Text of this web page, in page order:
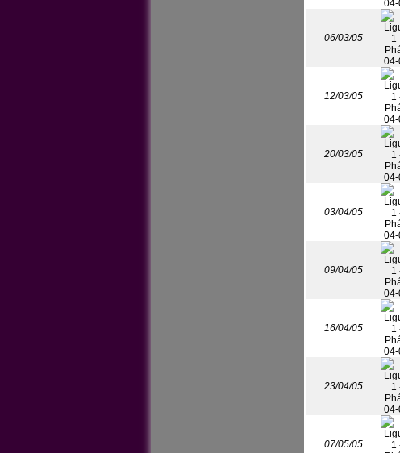
06/03/05
12/03/05
20/03/05
03/04/05
09/04/05
16/04/05
23/04/05
07/05/05